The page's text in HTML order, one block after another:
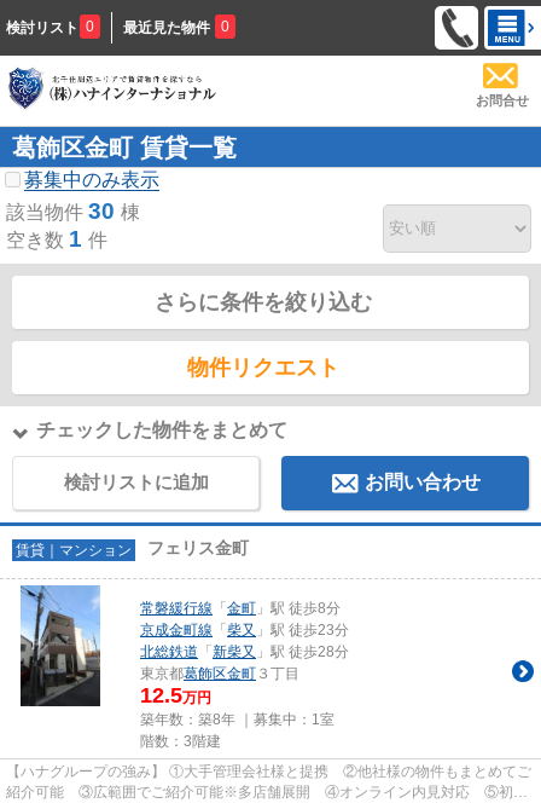
検討リスト 0 最近見た物件 0
お問合せ
葛飾区金町 賃貸一覧
募集中のみ表示
該当物件 30 棟
空き数 1 件
さらに条件を絞り込む
物件リクエスト
チェックした物件をまとめて
検討リストに追加 お問い合わせ
賃貸｜マンション フェリス金町
常磐緩行線 「 金町 」駅 徒歩8分
京成金町線 「 柴又 」駅 徒歩23分
北総鉄道 「 新柴又 」駅 徒歩28分
東京都葛飾区金町 ３丁目
12.5万円
築年数：築8年 ｜募集中： 1室
階数：3階建
【ハナグループの強み】 ①大手管理会社様と提携 ②他社様の物件もまとめてご
紹介可能 ③広範囲でご紹介可能※多店舗展開 ④オンライン内見対応 ⑤初期